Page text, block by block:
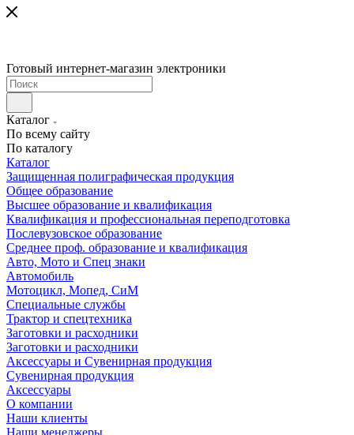
Готовый интернет-магазин электроники
Каталог
По всему сайту
По каталогу
Каталог
Защищенная полиграфическая продукция
Общее образование
Высшее образование и квалификация
Квалификация и профессиональная переподготовка
Послевузовское образование
Среднее проф. образование и квалификация
Авто, Мото и Спец знаки
Автомобиль
Мотоцикл, Мопед, СиМ
Специальные службы
Трактор и спецтехника
Заготовки и расходники
Заготовки и расходники
Аксессуары и Сувенирная продукция
Сувенирная продукция
Аксессуары
О компании
Наши клиенты
Наши менеджеры